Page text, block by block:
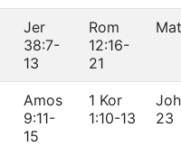
Jer
38:7-
13
Rom
12:16-
21
Amos
9:11-
15
1 Kor
1:10-13
23